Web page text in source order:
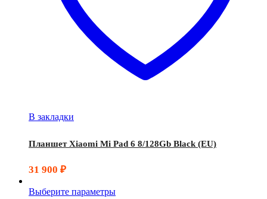
В закладки
Планшет Xiaomi Mi Pad 6 8/128Gb Black (EU)
31 900 ₽
Выберите параметры